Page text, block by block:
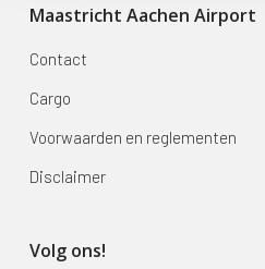
Maastricht Aachen Airport
Contact
Cargo
Voorwaarden en reglementen
Disclaimer
Volg ons!